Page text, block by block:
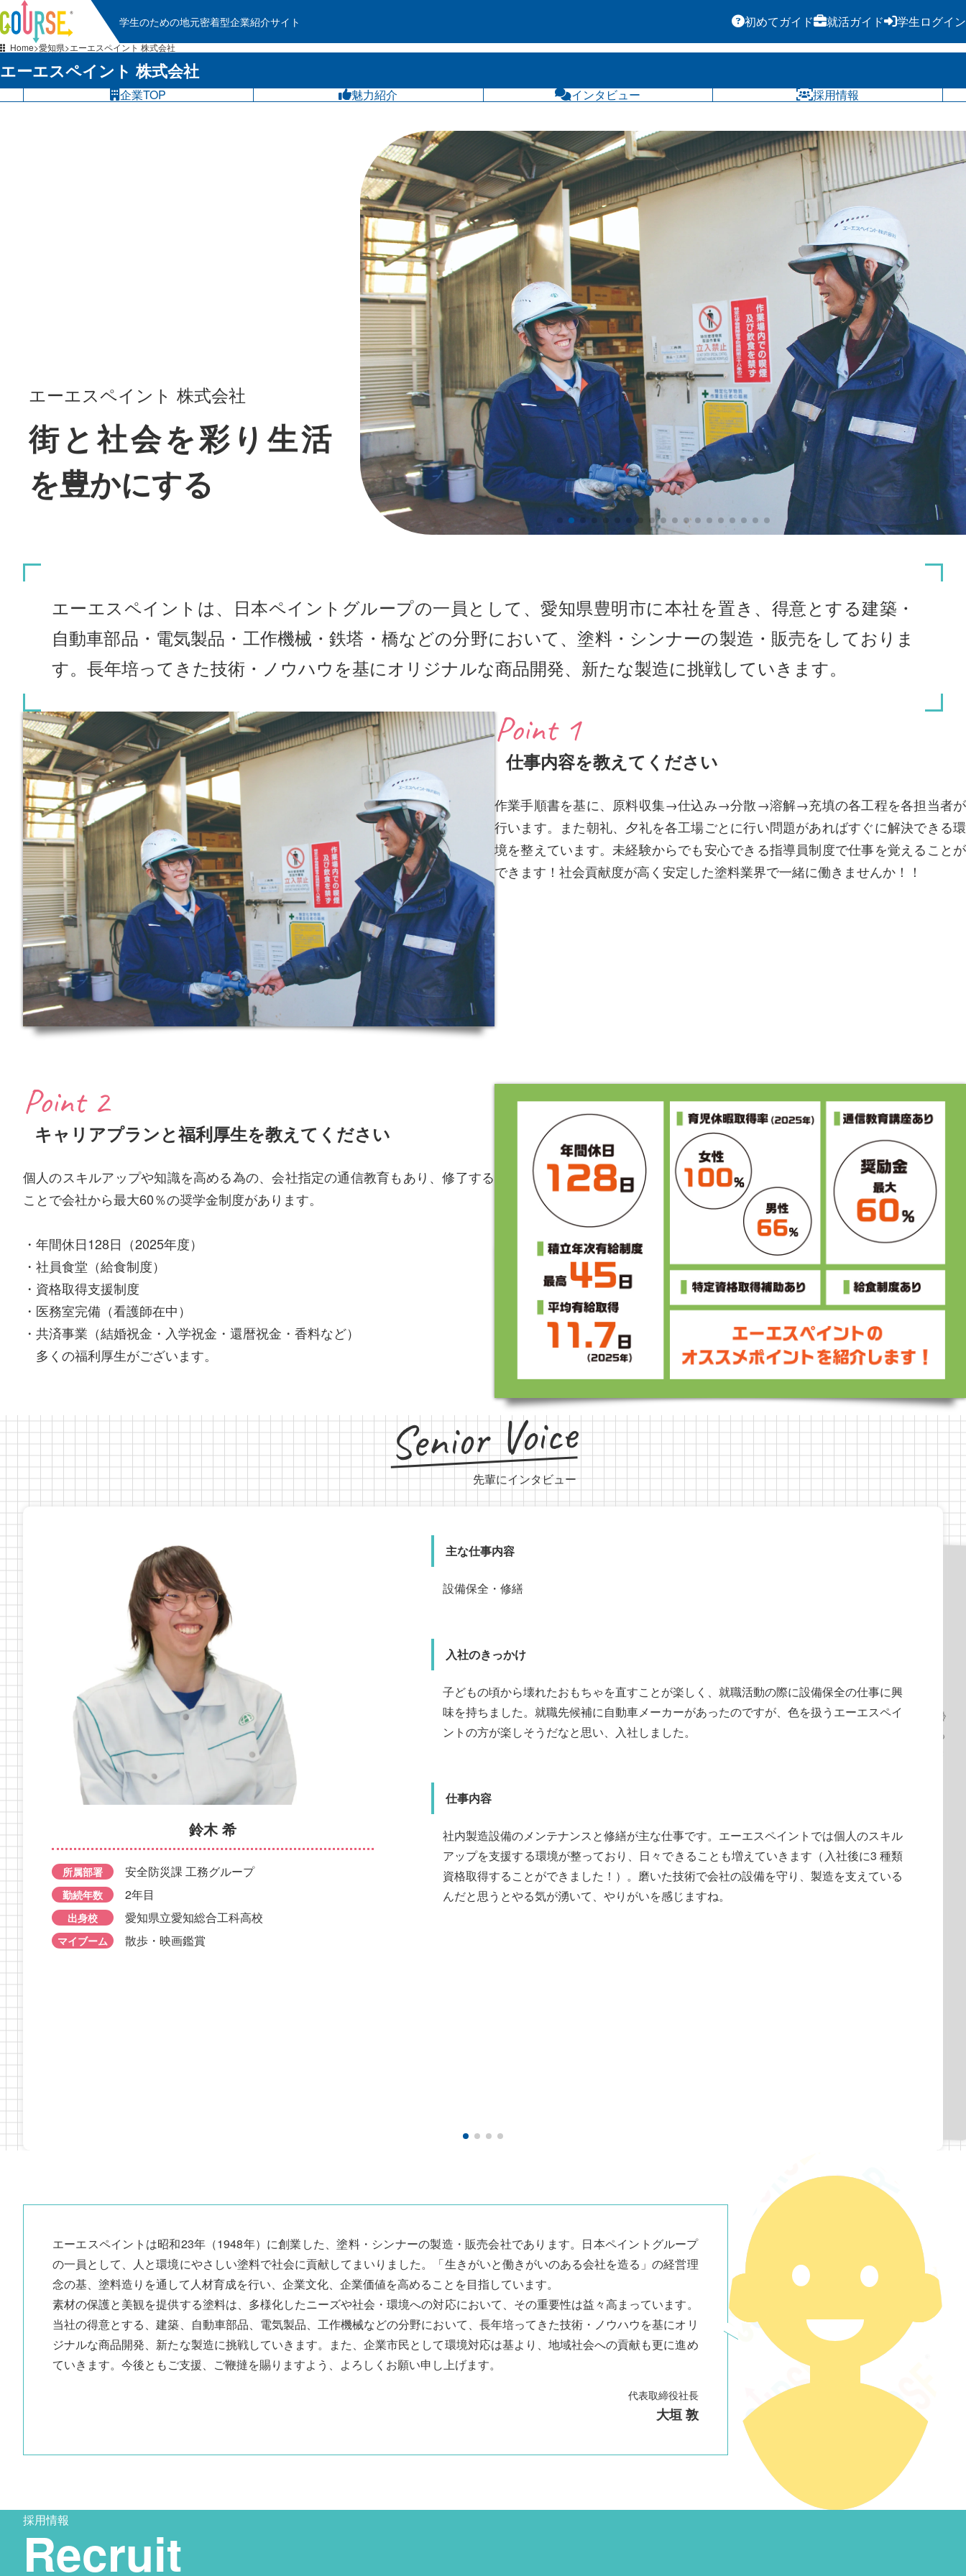
学生のための地元密着型企業紹介サイト 初めてガイド 就活ガイド 学生ログイン
Home 愛知県 エーエスペイント 株式会社
エーエスペイント 株式会社
企業TOP 魅力紹介 インタビュー 採用情報
エーエスペイント 株式会社
街と社会を彩り生活
を豊かにする
エーエスペイントは、日本ペイントグループの一員として、愛知県豊明市に本社を置き、得意とする建築・
自動車部品・電気製品・工作機械・鉄塔・橋などの分野において、塗料・シンナーの製造・販売をしておりま
す。長年培ってきた技術・ノウハウを基にオリジナルな商品開発、新たな製造に挑戦していきます。
Point 1
仕事内容を教えてください
作業手順書を基に、原料収集→仕込み→分散→溶解→充填の各工程を各担当者が
行います。また朝礼、夕礼を各工場ごとに行い問題があればすぐに解決できる環
境を整えています。未経験からでも安心できる指導員制度で仕事を覚えることが
できます！社会貢献度が高く安定した塗料業界で一緒に働きませんか！！
Point 2
キャリアプランと福利厚生を教えてください
個人のスキルアップや知識を高める為の、会社指定の通信教育もあり、修了する
ことで会社から最大60％の奨学金制度があります。
・年間休日128日（2025年度）
・社員食堂（給食制度）
・資格取得支援制度
・医務室完備（看護師在中）
・共済事業（結婚祝金・入学祝金・還暦祝金・香料など）
多くの福利厚生がございます。
Senior Voice
先輩にインタビュー
鈴木 希
所属部署 安全防災課 工務グループ
勤続年数 2年目
出身校 愛知県立愛知総合工科高校
マイブーム 散歩・映画鑑賞
主な仕事内容
設備保全・修繕
入社のきっかけ
子どもの頃から壊れたおもちゃを直すことが楽しく、就職活動の際に設備保全の仕事に興
味を持ちました。就職先候補に自動車メーカーがあったのですが、色を扱うエーエスペイ
ントの方が楽しそうだなと思い、入社しました。
仕事内容
社内製造設備のメンテナンスと修繕が主な仕事です。エーエスペイントでは個人のスキル
アップを支援する環境が整っており、日々できることも増えていきます（入社後に3 種類
資格取得することができました！）。磨いた技術で会社の設備を守り、製造を支えている
んだと思うとやる気が湧いて、やりがいを感じますね。
所属部署 生産部 製造2課
出身校 名古屋市立工業高校
マイブーム
会社全体でコミュニケーションを大切にしていると思います。若手から管理職含めて年齢
に関係なくフレンドリーに接している社員が多いと思います。私は皆さんに仕事を教える
立場なので相手の立場に立って話を聞き、理解し、お互いに信頼できる関係を築いていき
働きがいのある職場を準備して待っています！入社にあたって不安なこともあると思いま
すが、なんでもすぐ聞ける環境を整えているので楽しいことも大変な場面も一緒に乗り越
えましょう！
生産部 製造1課
出身校
当社で製造した塗料は建物・家電・自動車など幅広い製品に使われており、必要不可
ものです。
私もそうでしたが働くイメージをしにくいかと思いますが、少しでも興味を持てる仕事を
選び、家から近い会社に入社をすると良いと思います。塗料の製造は慣れれば難しくあり
ません。私は入社３か月で慣れることができ、半年で完璧に覚えることができました。優
しく教えてくださる先輩が多いので、人間関係は心配しなくても大丈夫です！
平林 大地
勤続年数 8年目
筋トレ・ゴルフ・野球・BBQ
入社理由
工場見学の際に挨拶が飛び交い活気ある現場に惹かれ入社しました。入社前は塗料
を全く知らなかったのですが、働きだしてから世の中の多くの物に当社の塗料が使
福利厚生と野球部があることを魅力に感じています。会社に食堂があり、定食・カレ
麺類などの種類も豊富で300円程度で美味しい食事が食べられるのでとても満足して
す。また会社に野球部があり、野球経験の有無・部署・年齢に関係なくスポーツを楽
ことができます。野球部出身の方には最高だと思います！
エーエスペイントは昭和23年（1948年）に創業した、塗料・シンナーの製造・販売会社であります。日本ペイントグループ
の一員として、人と環境にやさしい塗料で社会に貢献してまいりました。「生きがいと働きがいのある会社を造る」の経営理
念の基、塗料造りを通して人材育成を行い、企業文化、企業価値を高めることを目指しています。
素材の保護と美観を提供する塗料は、多様化したニーズや社会・環境への対応において、その重要性は益々高まっています。
当社の得意とする、建築、自動車部品、電気製品、工作機械などの分野において、長年培ってきた技術・ノウハウを基にオリ
ジナルな商品開発、新たな製造に挑戦していきます。また、企業市民として環境対応は基より、地域社会への貢献も更に進め
ていきます。今後ともご支援、ご鞭撻を賜りますよう、よろしくお願い申し上げます。
代表取締役社長
大垣 敦
採用情報
Recruit
気になる